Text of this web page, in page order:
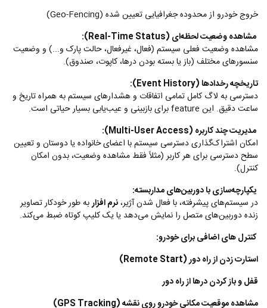
خروج خودرو از محدوده جغرافیایی تعیین شده (Geo-Fencing)
مشاهده وضعیت لحظه‌ای (Real-Time Status):
مشاهده وضعیت فعلی سیستم (فعال، غیرفعال، حالت پارک و...) و وضعیت
سنسورهای مختلف (باز یا بسته بودن درها، کاپوت، صندوق).
تاریخچه رخدادها (Event History):
دسترسی به لاگ کامل تمامی اتفاقات و هشدارهای سیستم به همراه تاریخ و
ساعت دقیق. این feature برای بازبینی و عیب‌یابی بسیار حیاتی است.
مدیریت چند کاربره (Multi-User Access):
امکان اشتراک‌گذاری دسترسی سیستم با اعضای خانواده یا دوستان و تعیین
سطح دسترسی برای هر کاربر (مثلاً فقط مشاهده وضعیت، بدون امکان
کنترل).
یکپارچه‌سازی با دوربین‌های مداربسته:
در سیستم‌های پیشرفته، با فعال شدن آژیر،نرم افزاربه طور خودکار تصاویر
زنده دوربین‌های متصل را نمایش می‌دهد یا یک کلیپ کوتاه ضبط می‌کند.
کنترل های اضافی برای خودرو:
استارت زدن از راه دور (Remote Start)
قفل و باز کردن درها از راه دور
مشاهده موقعیت مکانی خودرو روی نقشه (GPS Tracking)